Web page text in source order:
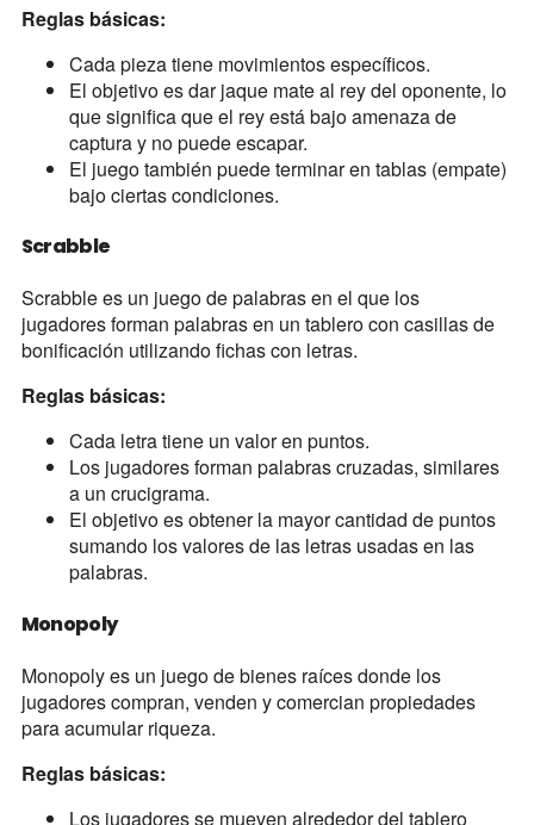
Reglas básicas:
Cada pieza tiene movimientos específicos.
El objetivo es dar jaque mate al rey del oponente, lo
que significa que el rey está bajo amenaza de
captura y no puede escapar.
El juego también puede terminar en tablas (empate)
bajo ciertas condiciones.
Scrabble
Scrabble es un juego de palabras en el que los
jugadores forman palabras en un tablero con casillas de
bonificación utilizando fichas con letras.
Reglas básicas:
Cada letra tiene un valor en puntos.
Los jugadores forman palabras cruzadas, similares
a un crucigrama.
El objetivo es obtener la mayor cantidad de puntos
sumando los valores de las letras usadas en las
palabras.
Monopoly
Monopoly es un juego de bienes raíces donde los
jugadores compran, venden y comercian propiedades
para acumular riqueza.
Reglas básicas:
Los jugadores se mueven alrededor del tablero